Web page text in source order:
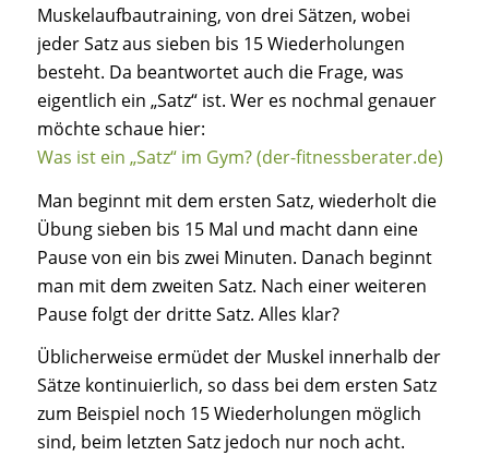
Muskelaufbautraining, von drei Sätzen, wobei
jeder Satz aus sieben bis 15 Wiederholungen
besteht. Da beantwortet auch die Frage, was
eigentlich ein „Satz“ ist. Wer es nochmal genauer
möchte schaue hier:
Was ist ein „Satz“ im Gym? (der-fitnessberater.de)
Man beginnt mit dem ersten Satz, wiederholt die
Übung sieben bis 15 Mal und macht dann eine
Pause von ein bis zwei Minuten. Danach beginnt
man mit dem zweiten Satz. Nach einer weiteren
Pause folgt der dritte Satz. Alles klar?
Üblicherweise ermüdet der Muskel innerhalb der
Sätze kontinuierlich, so dass bei dem ersten Satz
zum Beispiel noch 15 Wiederholungen möglich
sind, beim letzten Satz jedoch nur noch acht.